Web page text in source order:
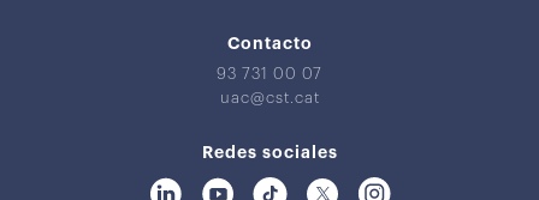
Contacto
93 731 00 07
uac@cst.cat
Redes sociales